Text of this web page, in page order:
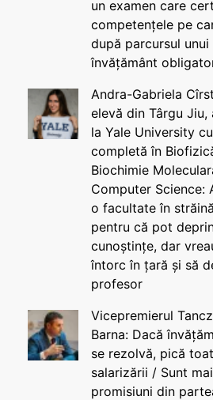
un examen care
competențele pe
după parcursul unui
învățământ
Andra-Gabriela
elevă din Târgu Jiu,
la Yale University
completă în
Biochimie
Computer Science:
o facultate în
pentru că pot
cunoștințe, dar
întorc în țară și să
profesor
Vicepremierul
Barna: Dacă
se rezolvă, pică
salarizării / Sunt
promisiuni din